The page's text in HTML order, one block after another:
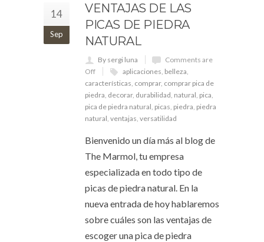
14
Sep
VENTAJAS DE LAS
PICAS DE PIEDRA
NATURAL
By sergi luna
Comments are
Off
aplicaciones, belleza,
características, comprar, comprar pica de
piedra, decorar, durabilidad, natural, pica,
pica de piedra natural, picas, piedra, piedra
natural, ventajas, versatilidad
Bienvenido un día más al blog de
The Marmol, tu empresa
especializada en todo tipo de
picas de piedra natural. En la
nueva entrada de hoy hablaremos
sobre cuáles son las ventajas de
escoger una pica de piedra